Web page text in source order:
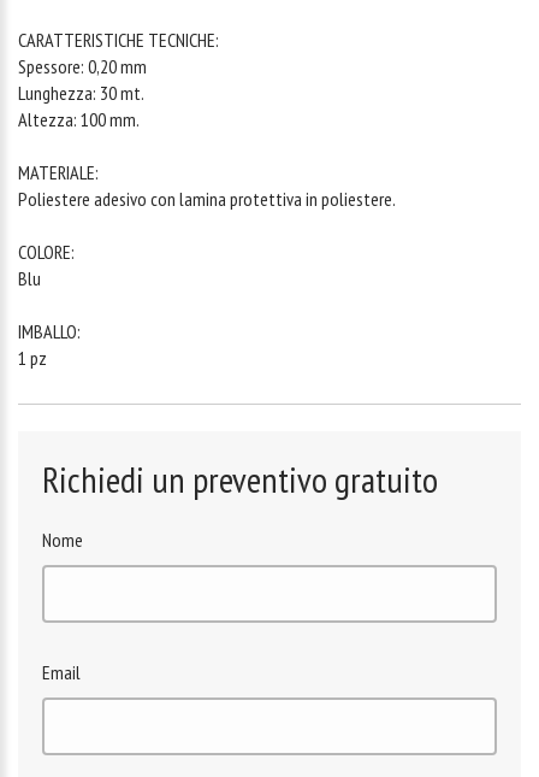
CARATTERISTICHE TECNICHE:
Spessore: 0,20 mm
Lunghezza: 30 mt.
Altezza: 100 mm.
MATERIALE:
Poliestere adesivo con lamina protettiva in poliestere.
COLORE:
Blu
IMBALLO:
1 pz
Richiedi un preventivo gratuito
Nome
Email